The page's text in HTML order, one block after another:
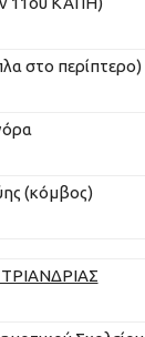
στο περίπτερο)
(κόμβος)